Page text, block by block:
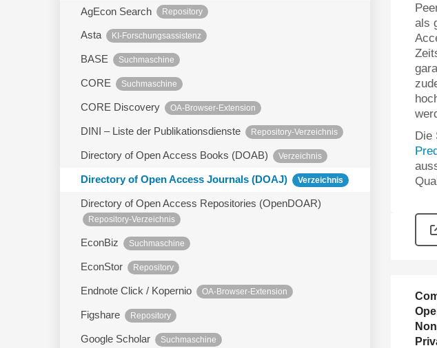
AgEcon Search Repository
Asta KI-Forschungsassistenz
BASE Suchmaschine
CORE Suchmaschine
CORE Discovery OA-Browser-Extension
DINI – Liste der Publikationsdienste Repository-Verzeichnis
Directory of Open Access Books (DOAB) Verzeichnis
Directory of Open Access Journals (DOAJ) Verzeichnis
Directory of Open Access Repositories (OpenDOAR)
Repository-Verzeichnis
EconBiz Suchmaschine
EconStor Repository
Endnote Click / Kopernio OA-Browser-Extension
Figshare Repository
Google Scholar Suchmaschine
als
Die